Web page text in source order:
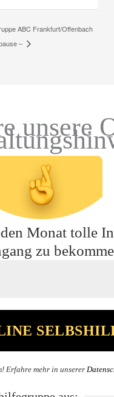
ABC Frankfurt/Offenbach
–
unsere
Monat tolle
zu
Erfahre mehr in unserer